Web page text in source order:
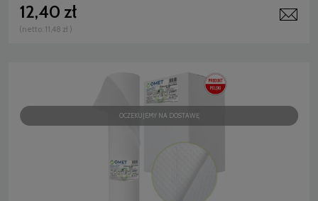
12,40 zł
(netto: 11,48 zł )
OCZEKUJEMY NA DOSTAWĘ